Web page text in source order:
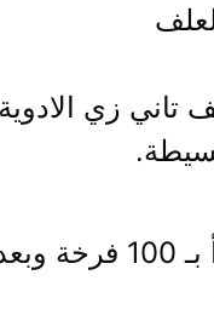
تاني زي
تقدر تبدأ بـ